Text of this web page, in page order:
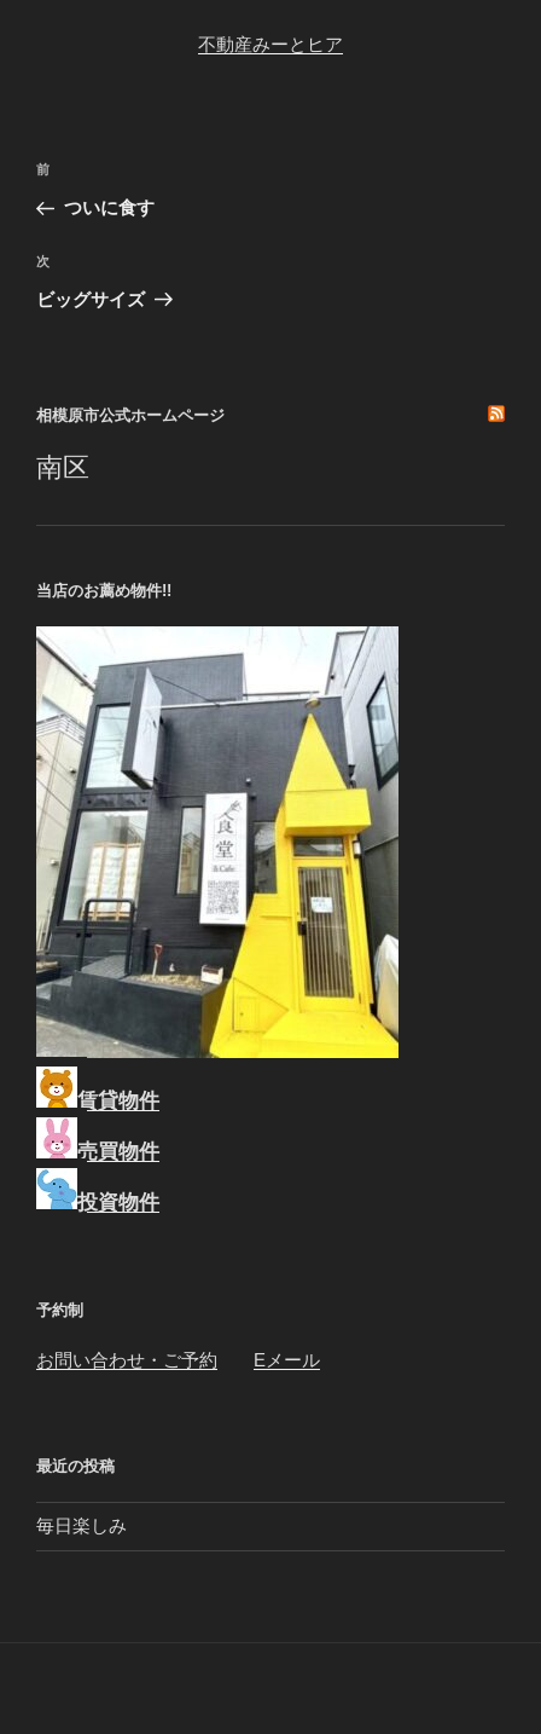
不動産みーとヒア
投
ナ
ビ
ゲ
ン
前
の
稿
前
ついに食す
次
の
次
ビッグサイズ
相模原市公式ホームページ
南区
当店のお薦め物件!!
賃貸物件
売買物件
投資物件
予約制
お問い合わせ・ご予約 Eメール
最近の投稿
毎日楽しみ